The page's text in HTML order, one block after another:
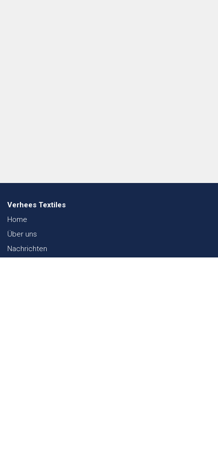
Verhees Textiles
Home
Über uns
Nachrichten